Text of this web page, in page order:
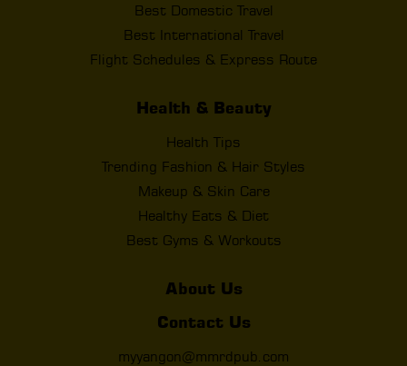
Best Domestic Travel
Best International Travel
Flight Schedules & Express Route
Health & Beauty
Health Tips
Trending Fashion & Hair Styles
Makeup & Skin Care
Healthy Eats & Diet
Best Gyms & Workouts
About Us
Contact Us
myyangon@mmrdpub.com